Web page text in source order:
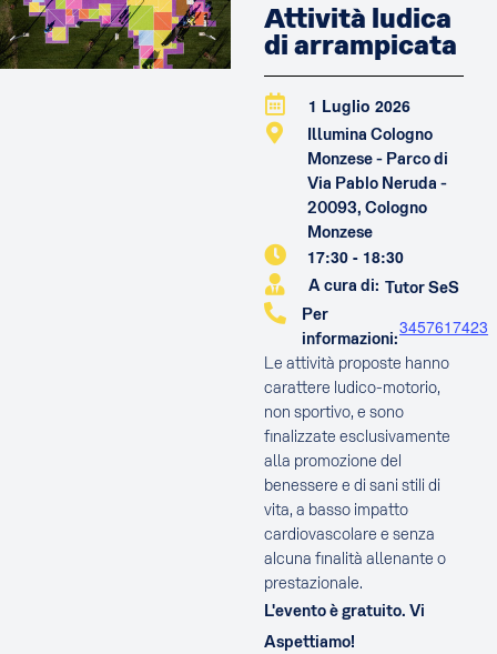
Attività ludica
di arrampicata
1 Luglio 2026
Illumina Cologno
Monzese - Parco di
Via Pablo Neruda -
20093, Cologno
Monzese
17:30 - 18:30
A cura di: Tutor SeS
Per
informazioni:
3457617423
Le attività proposte hanno
carattere ludico-motorio,
non sportivo, e sono
finalizzate esclusivamente
alla promozione del
benessere e di sani stili di
vita, a basso impatto
cardiovascolare e senza
alcuna finalità allenante o
prestazionale.
L'evento è gratuito. Vi
Aspettiamo!